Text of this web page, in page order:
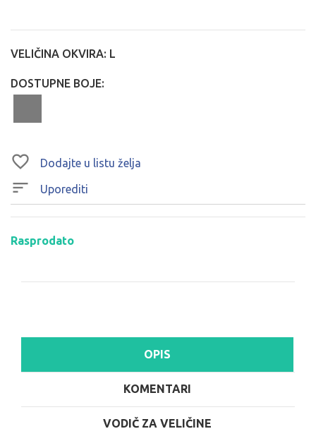
VELIČINA OKVIRA: L
DOSTUPNE BOJE:
Dodajte u listu želja
Uporediti
Rasprodato
OPIS
KOMENTARI
VODIČ ZA VELIČINE